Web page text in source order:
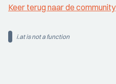
Keer terug naar de community
i.at is not a function